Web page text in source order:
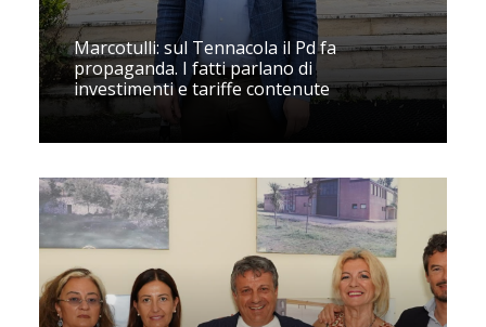
Marcotulli: sul Tennacola il Pd fa
propaganda. I fatti parlano di
investimenti e tariffe contenute